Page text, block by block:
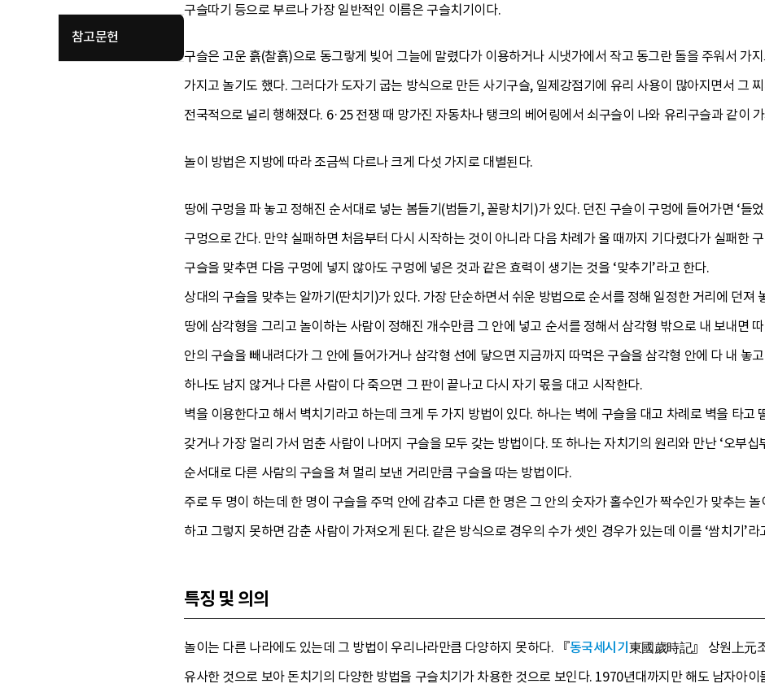
참고문헌
구슬따기 등으로 부르나 가장 일반적인 이름은 구슬치기이다.
구슬은 고운 흙(찰흙)으로 동그랗게 빚어 그늘에 말렸다가 이용하거나 시냇가에서 작고 동그란 돌을 주워서 가
가지고 놀기도 했다. 그러다가 도자기 굽는 방식으로 만든 사기구슬, 일제강점기에 유리 사용이 많아지면서 그
전국적으로 널리 행해졌다. 6·25 전쟁 때 망가진 자동차나 탱크의 베어링에서 쇠구슬이 나와 유리구슬과 같이
놀이 방법은 지방에 따라 조금씩 다르나 크게 다섯 가지로 대별된다.
땅에 구멍을 파 놓고 정해진 순서대로 넣는 봄들기(범들기, 꼴랑치기)가 있다. 던진 구슬이 구멍에 들어가면 ‘들
구멍으로 간다. 만약 실패하면 처음부터 다시 시작하는 것이 아니라 다음 차례가 올 때까지 기다렸다가 실패한
구슬을 맞추면 다음 구멍에 넣지 않아도 구멍에 넣은 것과 같은 효력이 생기는 것을 ‘맞추기’라고 한다.
상대의 구슬을 맞추는 알까기(딴치기)가 있다. 가장 단순하면서 쉬운 방법으로 순서를 정해 일정한 거리에 던져
땅에 삼각형을 그리고 놀이하는 사람이 정해진 개수만큼 그 안에 넣고 순서를 정해서 삼각형 밖으로 내 보내면
안의 구슬을 빼내려다가 그 안에 들어가거나 삼각형 선에 닿으면 지금까지 따먹은 구슬을 삼각형 안에 다 내 놓
하나도 남지 않거나 다른 사람이 다 죽으면 그 판이 끝나고 다시 자기 몫을 대고 시작한다.
벽을 이용한다고 해서 벽치기라고 하는데 크게 두 가지 방법이 있다. 하나는 벽에 구슬을 대고 차례로 벽을 타고
갖거나 가장 멀리 가서 멈춘 사람이 나머지 구슬을 모두 갖는 방법이다. 또 하나는 자치기의 원리와 만난 ‘오부
순서대로 다른 사람의 구슬을 쳐 멀리 보낸 거리만큼 구슬을 따는 방법이다.
주로 두 명이 하는데 한 명이 구슬을 주먹 안에 감추고 다른 한 명은 그 안의 숫자가 홀수인가 짝수인가 맞추는
하고 그렇지 못하면 감춘 사람이 가져오게 된다. 같은 방식으로 경우의 수가 셋인 경우가 있는데 이를 ‘쌈치기’라
특징 및 의의
놀이는 다른 나라에도 있는데 그 방법이 우리나라만큼 다양하지 못하다. 『동국세시기 東國歲時記』 상원上元
유사한 것으로 보아 돈치기의 다양한 방법을 구슬치기가 차용한 것으로 보인다. 1970년대까지만 해도 남자아이